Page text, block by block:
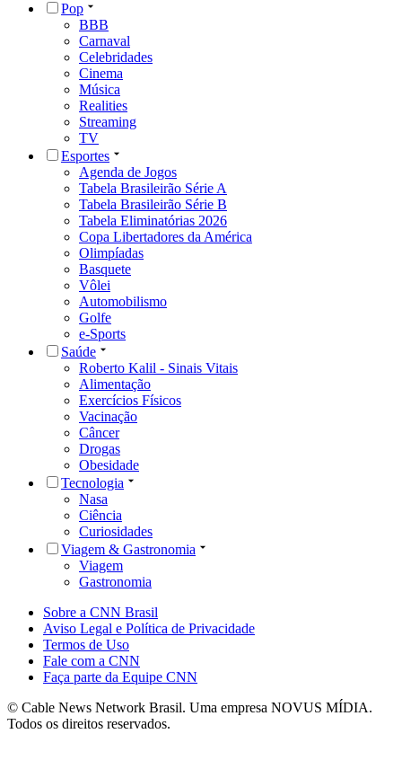
Pop
BBB
Carnaval
Celebridades
Cinema
Música
Realities
Streaming
TV
Esportes
Agenda de Jogos
Tabela Brasileirão Série A
Tabela Brasileirão Série B
Tabela Eliminatórias 2026
Copa Libertadores da América
Olimpíadas
Basquete
Vôlei
Automobilismo
Golfe
e-Sports
Saúde
Roberto Kalil - Sinais Vitais
Alimentação
Exercícios Físicos
Vacinação
Câncer
Drogas
Obesidade
Tecnologia
Nasa
Ciência
Curiosidades
Viagem & Gastronomia
Viagem
Gastronomia
Sobre a CNN Brasil
Aviso Legal e Política de Privacidade
Termos de Uso
Fale com a CNN
Faça parte da Equipe CNN
© Cable News Network Brasil. Uma empresa NOVUS MÍDIA.
Todos os direitos reservados.